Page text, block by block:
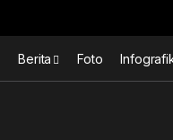
Berita Foto